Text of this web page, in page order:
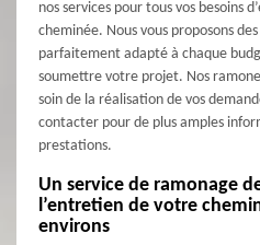
nos services pour tous vos besoins
cheminée. Nous vous proposons
parfaitement adapté à chaque
soumettre votre projet. Nos
soin de la réalisation de vos
contacter pour de plus amples
prestations.
Un service de ramonage
l’entretien de votre
environs